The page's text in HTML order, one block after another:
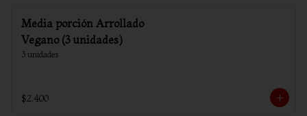
Media porción Arrollado
Vegano (3 unidades)
3 unidades
$2.400